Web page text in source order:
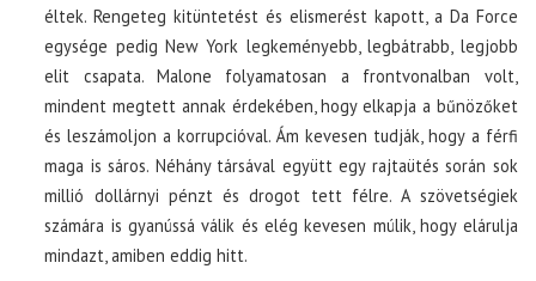
éltek. Rengeteg kitüntetést és elismerést kapott, a Da Force
egysége pedig New York legkeményebb, legbátrabb, legjobb
elit csapata. Malone folyamatosan a frontvonalban volt,
mindent megtett annak érdekében, hogy elkapja a bűnözőket
és leszámoljon a korrupcióval. Ám kevesen tudják, hogy a férfi
maga is sáros. Néhány társával együtt egy rajtaütés során sok
millió dollárnyi pénzt és drogot tett félre. A szövetségiek
számára is gyanússá válik és elég kevesen múlik, hogy elárulja
mindazt, amiben eddig hitt.